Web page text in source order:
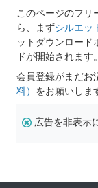
このページのフリ
ら、まずシルエッ
ットダウンロード
ドが開始されます。
会員登録がまだお
料） をお願いしま
広告を非表示